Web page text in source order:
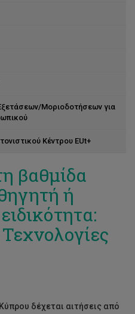
Μοριοδοτήσεων για
Κέντρου EUt+
βαθμίδα
ή
δέχεται αιτήσεις από